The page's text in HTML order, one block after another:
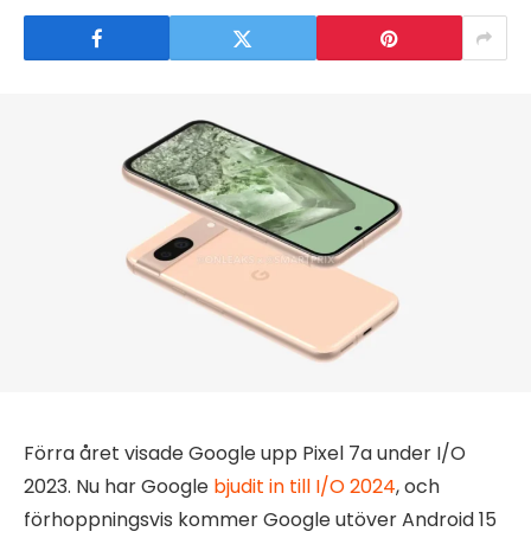
Förra året visade Google upp Pixel 7a under I/O
2023. Nu har Google bjudit in till I/O 2024, och
förhoppningsvis kommer Google utöver Android 15